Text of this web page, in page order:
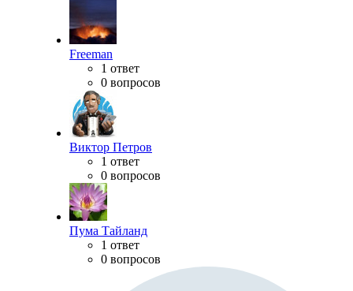
Freeman
1 ответ
0 вопросов
Виктор Петров
1 ответ
0 вопросов
Пума Тайланд
1 ответ
0 вопросов